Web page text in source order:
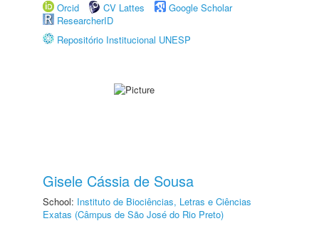
Orcid
CV Lattes
Google Scholar
ResearcherID
Repositório Institucional UNESP
Gisele Cássia de Sousa
School: Instituto de Biociências, Letras e Ciências
Exatas (Câmpus de São José do Rio Preto)